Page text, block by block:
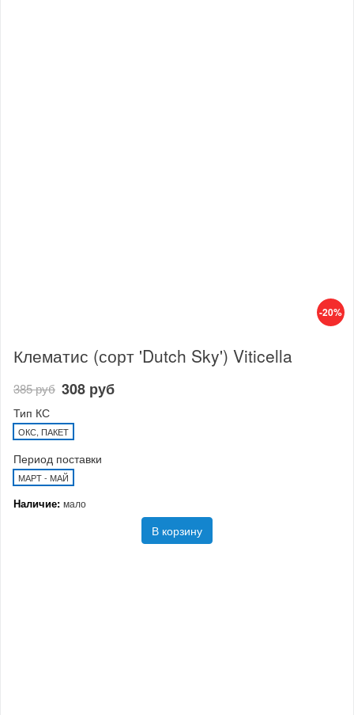
-20%
Клематис (сорт 'Dutch Sky') Viticella
385 руб 308 руб
Тип КС
ОКС, ПАКЕТ
Период поставки
МАРТ - МАЙ
Наличие: мало
В корзину